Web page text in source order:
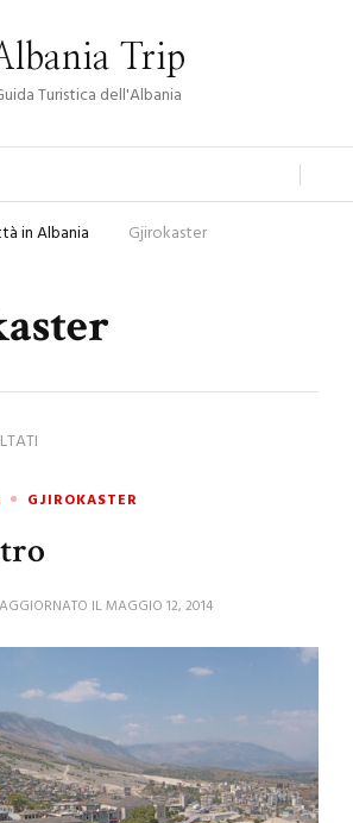
Trip
Turistica dell'Albania
in Albania Gjirokaster
GJIROKASTER
AGGIORNATO ILMAGGIO 12, 2014